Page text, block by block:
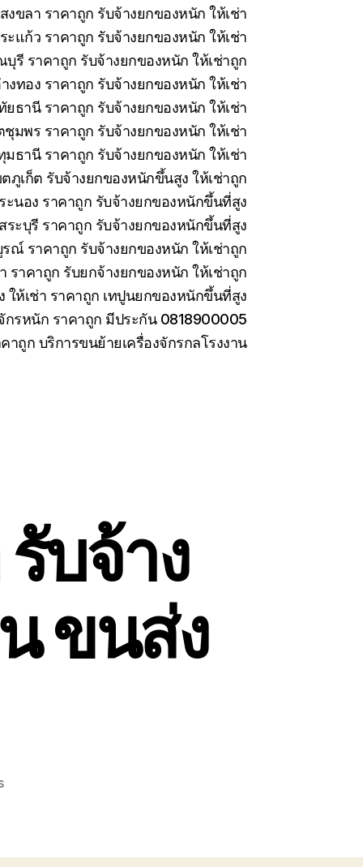
งขลา ราคาถูก รับจ้างยกของหนัก ให้เช่า
ะแก้ว ราคาถูก รับจ้างยกของหนัก ให้เช่า
บุรี ราคาถูก รับจ้างยกของหนัก ให้เช่าถูก
งทอง ราคาถูก รับจ้างยกของหนัก ให้เช่า
ยธานี ราคาถูก รับจ้างยกของหนัก ให้เช่า
ชุมพร ราคาถูก รับจ้างยกของหนัก ให้เช่า
มธานี ราคาถูก รับจ้างยกของหนัก ให้เช่า
ตภูเก็ต รับจ้างยกของหนักขึ้นสูง ให้เช่าถูก
ะนอง ราคาถูก รับจ้างยกของหนักขึ้นที่สูง
ระบุรี ราคาถูก รับจ้างยกของหนักขึ้นที่สูง
รณ์ ราคาถูก รับจ้างยกของหนัก ให้เช่าถูก
ราคาถูก รับยกจ้างยกของหนัก ให้เช่าถูก
ให้เช่า ราคาถูก เทปูนยกของหนักขึ้นที่สูง
กรหนัก ราคาถูก มีประกัน 0818900005
าถูก บริการขนย้ายเครื่องจักรกลโรงงาน
บจ้าง
ขนส่ง
on
พะเยา